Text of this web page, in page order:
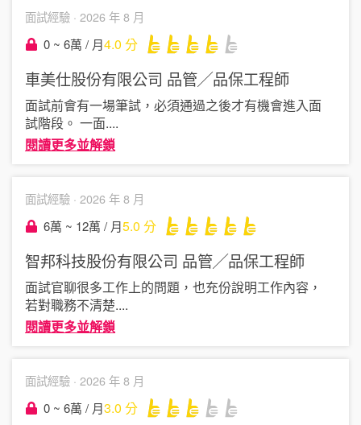
面試經驗 · 2026 年 8 月
0 ~ 6萬 / 月4.0 分
車美仕股份有限公司 品管╱品保工程師
面試前會有一場筆試，必須通過之後才有機會進入面
試階段。 一面....
閱讀更多並解鎖
面試經驗 · 2026 年 8 月
6萬 ~ 12萬 / 月5.0 分
智邦科技股份有限公司 品管╱品保工程師
面試官聊很多工作上的問題，也充份說明工作內容，
若對職務不清楚....
閱讀更多並解鎖
面試經驗 · 2026 年 8 月
0 ~ 6萬 / 月3.0 分